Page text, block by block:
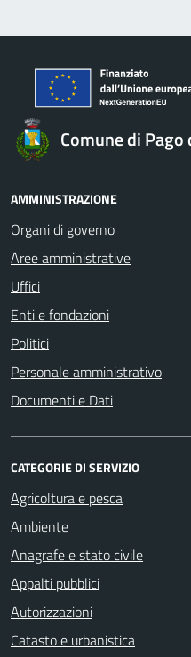
Comune di
AMMINISTRAZIONE
Organi di governo
Aree amministrative
Uffici
Enti e fondazioni
Politici
Personale amministrativo
Documenti e Dati
CATEGORIE DI SERVIZIO
Agricoltura e pesca
Ambiente
Anagrafe e stato civile
Appalti pubblici
Autorizzazioni
Catasto e urbanistica